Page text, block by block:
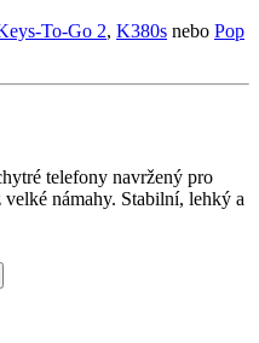
To-Go 2, K380s nebo Pop
telefony navržený pro
námahy. Stabilní, lehký a